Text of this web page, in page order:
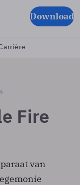
Download
Fire
van